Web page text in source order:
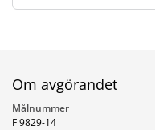
Om avgörandet
Målnummer
F 9829-14